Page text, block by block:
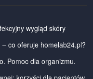
wygląd skóry
co oferuje homelab24.pl?
Pomoc dla organizmu.